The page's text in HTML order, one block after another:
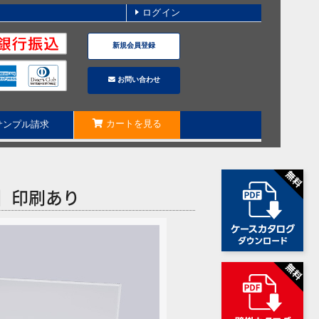
ログイン
新規会員登録
お問い合わせ
ンプル請求 カートを見る
印刷あり